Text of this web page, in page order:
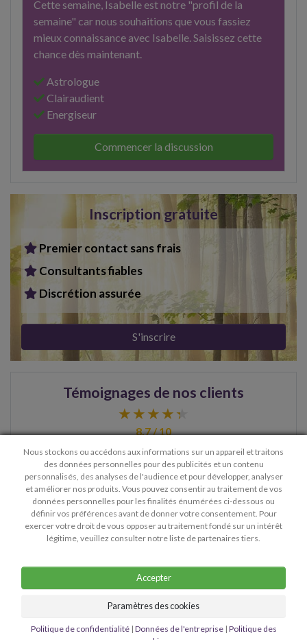
Cette semaine, Isabelle est notre "profil de la
semaine" car nous souhaitions que vous fassiez
mieux connaissance avec Isabelle. Saisissez cette
chance dès maintenant.
Astrologue
Clairaudient
Energiseur
Commencer la discussion
Inscription gratuite
Premier contact sans frais
Consultants fiables
Discrétion assurée
S'inscrire
Témoignages de nos clients
8.7 / 10
> Voir plus de témoignages
Contact
Confidentialité
Copyright © 2026 Mediumvoyance.be - Service client:
lucie@mediumvoyance.be
Tous droits réservés. À des fins de pratique spirituelle et de bien-être
Nous stockons ou accédons aux informations sur un appareil et traitons
des données personnelles pour des publicités et un contenu
personnalisés, des analyses de l'audience et pour développer, analyser
et améliorer nos produits. Vous pouvez consentir au traitement de vos
données personnelles pour les finalités énumérées ci-dessous ou
définir vos préférences avant de donner votre consentement. Pour
exercer votre droit de vous opposer au traitement fondé sur un intérêt
légitime, veuillez consulter notre liste de partenaires tiers.
Accepter
Paramètres des cookies
Politique de confidentialité| Données de l'entreprise| Politique des